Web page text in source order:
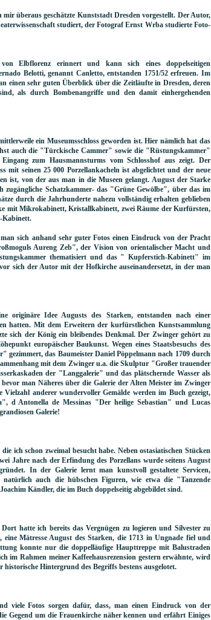
überaus geschätzte Kunststadt Dresden vorgestellt. Der Autor,
studiert, der Fotograf Ernst Wrba studierte Foto-
Elbflorenz erinnert und kann sich eines doppelseitigen
Belotti, genannt Canletto, entstanden 1751/52 erfreuen. Im
einen sehr guten Überblick über die Zeitläufte in Dresden, deren
als durch Bombenangriffe und den damit einhergehenden
ein Museumsschloss geworden ist. Hier nämlich hat das
auch die "Türckische Cammer" sowie die "Rüstungskammer"
zum Hausmannsturms vom Schlosshof aus zeigt. Der
seinen 25 000 Porzellankacheln ist abgelichtet und der neue
ist, von der aus man in die Museen gelangt. August der Starke
zugängliche Schatzkammer- das "Grüne Gewölbe", über das im
durch die Jahrhunderte nahezu vollständig erhalten geblieben
mit Mikrokabinett, Kristallkabinett, zwei Räume der Kurfürsten,
Kabinett.
sich anhand sehr guter Fotos einen Eindruck von der Pracht
Aureng Zeb", der Vision von orientalischer Macht und
thematisiert und das " Kupferstich-Kabinett" im
sich der Autor mit der Hofkirche auseinandersetzt, in der man
originäre Idee Augusts des Starken, entstanden nach einer
hatten. Mit dem Erweitern der kurfürstlichen Kunstsammlung
sich der König ein bleibendes Denkmal. Der Zwinger gehört zu
europäischer Baukunst. Wegen eines Staatsbesuchs des
das Baumeister Daniel Pöppelmann nach 1709 durch
mit dem Zwinger u.a. die Skulptur "Großer trauender
der "Langgalerie" und das plätschernde Wasser als
man Näheres über die Galerie der Alten Meister im Zwinger
anderer wundervoller Gemälde werden im Buch gezeigt,
d Antonella de Messinas "Der heilige Sebastian" und Lucas
Galerie!
ich schon zweimal besucht habe. Neben ostasiatischen Stücken
Jahre nach der Erfindung des Porzellans wurde seitens August
In der Galerie lernt man kunstvoll gestaltete Servicen,
natürlich auch die hübschen Figuren, wie etwa die "Tanzende
Kändler, die im Buch doppelseitig abgebildet sind.
hatte ich bereits das Vergnügen zu logieren und Silvester zu
Mätresse August des Starken, die 1713 in Ungnade fiel und
konnte nur die doppelläufige Haupttreppe mit Balustraden
im Rahmen meiner Kaffeehausrezension gestern erwähnte, wird
Hintergrund des Begriffs bestens ausgelotet.
viele Fotos sorgen dafür, dass, man einen Eindruck von der
Gegend um die Frauenkirche näher kennen und erfährt Einiges